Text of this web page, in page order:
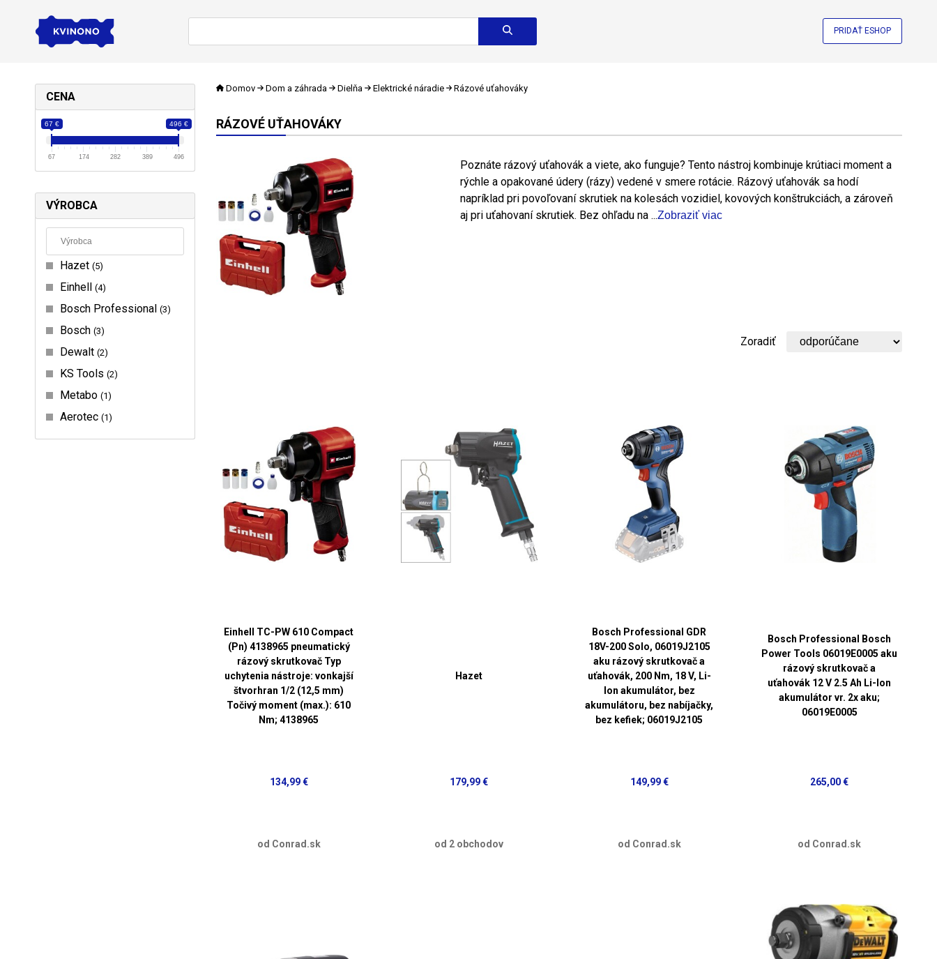
PRIDAŤ ESHOP
CENA
67 € 496 €
67 174 282 389 496
VÝROBCA
Hazet 5
Einhell 4
Bosch Professional 3
Bosch 3
Dewalt 2
KS Tools 2
Metabo 1
Aerotec 1
Domov Dom a záhrada Dielňa Elektrické náradie Rázové uťahováky
RÁZOVÉ UŤAHOVÁKY
Poznáte rázový uťahovák a viete, ako funguje? Tento nástroj kombinuje krútiaci moment a
rýchle a opakované údery (rázy) vedené v smere rotácie. Rázový uťahovák sa hodí
napríklad pri povoľovaní skrutiek na kolesách vozidiel, kovových konštrukciách, a zároveň
aj pri uťahovaní skrutiek. Bez ohľadu na ...Zobraziť viac
Zoradiť
Einhell TC-PW 610 Compact
(Pn) 4138965 pneumatický
rázový skrutkovač Typ
uchytenia nástroje: vonkajší
štvorhran 1/2 (12,5 mm)
Točivý moment (max.): 610
Nm; 4138965
134,99 €
od Conrad.sk
Hazet
179,99 €
od 2 obchodov
Bosch Professional GDR
18V-200 Solo, 06019J2105
aku rázový skrutkovač a
uťahovák, 200 Nm, 18 V, Li-
Ion akumulátor, bez
akumulátoru, bez nabíjačky,
bez kefiek; 06019J2105
149,99 €
od Conrad.sk
Bosch Professional Bosch
Power Tools 06019E0005 aku
rázový skrutkovač a
uťahovák 12 V 2.5 Ah Li-Ion
akumulátor vr. 2x aku;
06019E0005
265,00 €
od Conrad.sk